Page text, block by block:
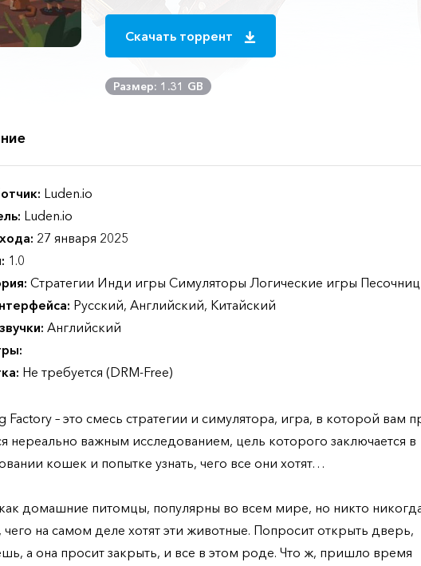
Скачать торрент
Размер: 1.31 GB
Luden.io
Luden.io
27 января 2025
1.0
Стратегии Инди игры Симуляторы Логические игры
Русский, Английский, Китайский
Английский
Не требуется (DRM-Free)
Factory – это смесь стратегии и симулятора, игра, в которой вам
нереально важным исследованием, цель которого заключается в
кошек и попытке узнать, чего все они хотят…
домашние питомцы, популярны во всем мире, но никто
чего на самом деле хотят эти животные. Попросит открыть дверь,
а она просит закрыть, и все в этом роде. Что ж, пришло время